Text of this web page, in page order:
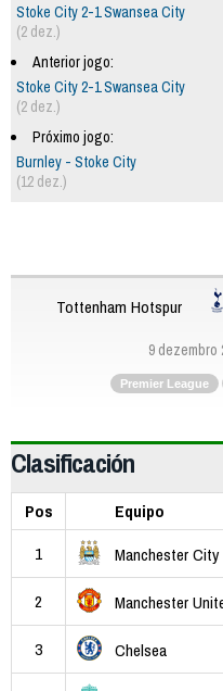
Stoke City 2-1 Swansea City
(2 dez.)
Anterior jogo:
Stoke City 2-1 Swansea City
(2 dez.)
Próximo jogo:
Burnley - Stoke City
(12 dez.)
Tottenham Hotspur
9 dezembro
Premier League
Clasificación
Pos Equipo
1
Manchester City
2 Manchester
3 Chelsea